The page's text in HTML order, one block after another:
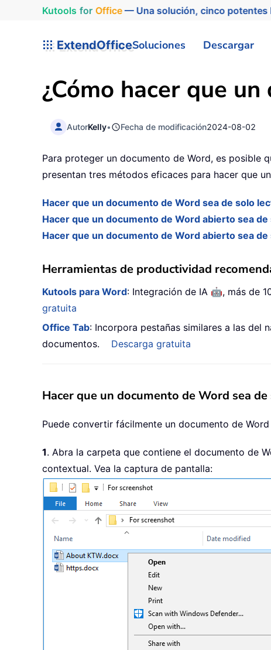
Kutools for Office— Una solución, cinco potentes
ExtendOfficeSoluciones Descargar
¿Cómo hacer que
AutorKelly• Fecha de modificación2024-08-02
Para proteger un documento de Word, es posible
presentan tres métodos eficaces para hacer que
Hacer que un documento de Word sea de solo
Hacer que un documento de Word abierto sea
Hacer que un documento de Word abierto sea
Herramientas de productividad
Kutools para Word: Integración de IA 🤖, más de
gratuita
Office Tab: Incorpora pestañas similares a las del
documentos.
Descarga gratuita
Hacer que un documento de Word sea
Puede convertir fácilmente un documento de
1. Abra la carpeta que contiene el documento de
contextual. Vea la captura de pantalla: